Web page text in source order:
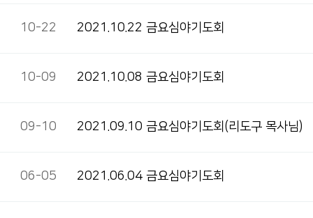
10-22 2021.10.22 금요심야기도회
10-09 2021.10.08 금요심야기도회
09-10 2021.09.10 금요심야기도회(리도구 목사님)
06-05 2021.06.04 금요심야기도회